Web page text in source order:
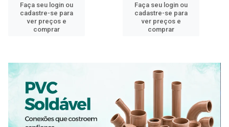
Faça seu login ou
cadastre-se para
ver preços e
comprar
Faça seu login ou
cadastre-se para
ver preços e
comprar